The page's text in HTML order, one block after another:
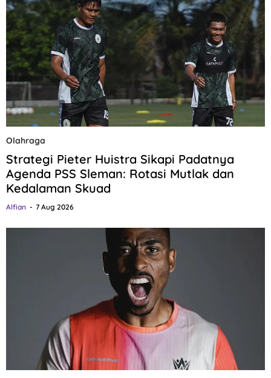
Olahraga
Strategi Pieter Huistra Sikapi Padatnya
Agenda PSS Sleman: Rotasi Mutlak dan
Kedalaman Skuad
Alfian 7 Aug 2026